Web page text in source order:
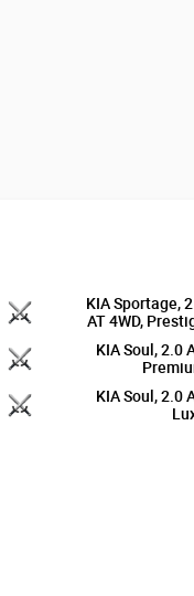
KIA Sportage,
AT 4WD,
KIA Soul, 2.0
KIA Soul, 2.0